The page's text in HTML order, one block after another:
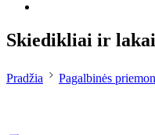
Skiedikliai ir lakai
Pradžia Pagalbinės